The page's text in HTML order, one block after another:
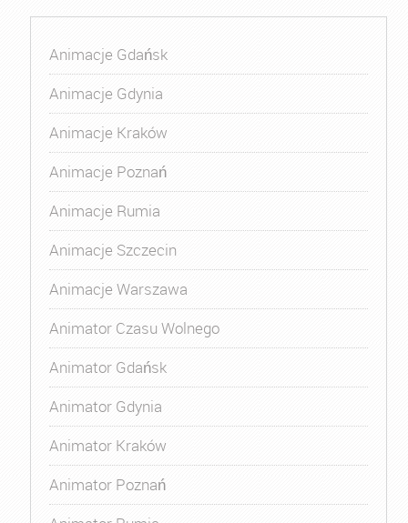
Animacje Gdańsk
Animacje Gdynia
Animacje Kraków
Animacje Poznań
Animacje Rumia
Animacje Szczecin
Animacje Warszawa
Animator Czasu Wolnego
Animator Gdańsk
Animator Gdynia
Animator Kraków
Animator Poznań